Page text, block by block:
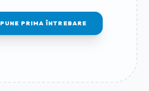
PUNE PRIMA ÎNTREBARE